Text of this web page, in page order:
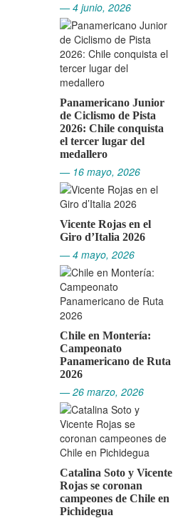
— 4 junio, 2026
Panamericano Junior
de Ciclismo de Pista
2026: Chile conquista
el tercer lugar del
medallero
— 16 mayo, 2026
Vicente Rojas en el
Giro d’Italia 2026
— 4 mayo, 2026
Chile en Montería:
Campeonato
Panamericano de Ruta
2026
— 26 marzo, 2026
Catalina Soto y Vicente
Rojas se coronan
campeones de Chile en
Pichidegua